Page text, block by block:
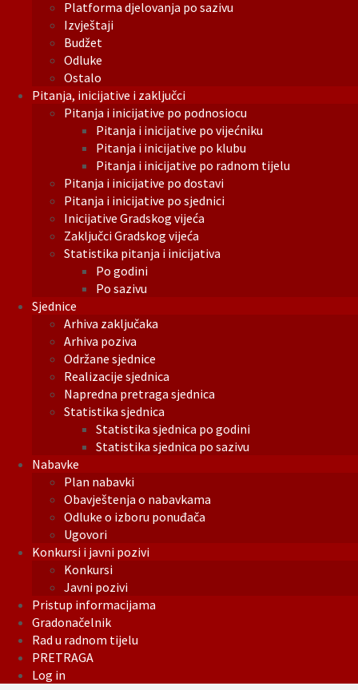
Platforma djelovanja po sazivu
Izvještaji
Budžet
Odluke
Ostalo
Pitanja, inicijative i zaključci
Pitanja i inicijative po podnosiocu
Pitanja i inicijative po vijećniku
Pitanja i inicijative po klubu
Pitanja i inicijative po radnom tijelu
Pitanja i inicijative po dostavi
Pitanja i inicijative po sjednici
Inicijative Gradskog vijeća
Zaključci Gradskog vijeća
Statistika pitanja i inicijativa
Po godini
Po sazivu
Sjednice
Arhiva zaključaka
Arhiva poziva
Održane sjednice
Realizacije sjednica
Napredna pretraga sjednica
Statistika sjednica
Statistika sjednica po godini
Statistika sjednica po sazivu
Nabavke
Plan nabavki
Obavještenja o nabavkama
Odluke o izboru ponuđača
Ugovori
Konkursi i javni pozivi
Konkursi
Javni pozivi
Pristup informacijama
Gradonačelnik
Rad u radnom tijelu
PRETRAGA
Log in